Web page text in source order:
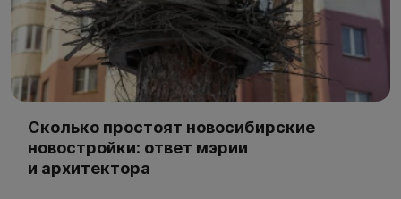
Сколько простоят новосибирские
новостройки: ответ мэрии
и архитектора